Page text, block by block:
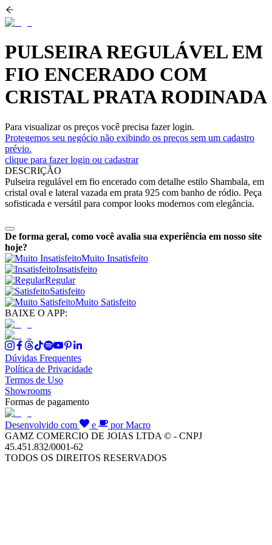
PULSEIRA REGULÁVEL EM
FIO ENCERADO COM
CRISTAL PRATA RODINADA
Para visualizar os preços você precisa fazer login.
Protegemos seu negócio não exibindo os preços sem um cadastro
prévio.
clique para fazer login ou cadastrar
DESCRIÇÃO
Pulseira regulável em fio encerado com detalhe estilo Shambala, em
cristal oval e lateral vazada em prata 925 com banho de ródio. Peça
sofisticada e versátil para compor looks modernos com elegância.
De forma geral, como você avalia sua experiência em nosso site
hoje?
Muito Insatisfeito
Insatisfeito
Regular
Satisfeito
Muito Satisfeito
BAIXE O APP:
Dúvidas Frequentes
Política de Privacidade
Termos de Uso
Showrooms
Formas de pagamento
Desenvolvido com e
por Macro
GAMZ COMERCIO DE JOIAS LTDA © - CNPJ
45.451.832/0001-62
TODOS OS DIREITOS RESERVADOS